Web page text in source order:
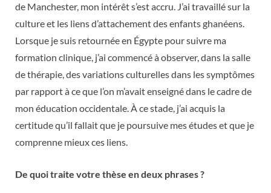
de Manchester, mon intérêt s’est accru. J’ai travaillé sur la
culture et les liens d’attachement des enfants ghanéens.
Lorsque je suis retournée en Égypte pour suivre ma
formation clinique, j’ai commencé à observer, dans la salle
de thérapie, des variations culturelles dans les symptômes
par rapport à ce que l’on m’avait enseigné dans le cadre de
mon éducation occidentale. À ce stade, j’ai acquis la
certitude qu’il fallait que je poursuive mes études et que je
comprenne mieux ces liens.
De quoi traite votre thèse en deux phrases ?